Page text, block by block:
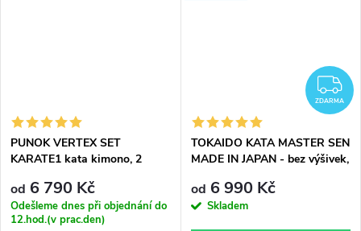
PUNOK VERTEX SET
KARATE1 kata kimono, 2
od 6 790 Kč
Odešleme dnes při objednání do
12.hod.(v prac.den)
ZDARMA
TOKAIDO KATA MASTER SEN
MADE IN JAPAN - bez výšivek,
od 6 990 Kč
Skladem